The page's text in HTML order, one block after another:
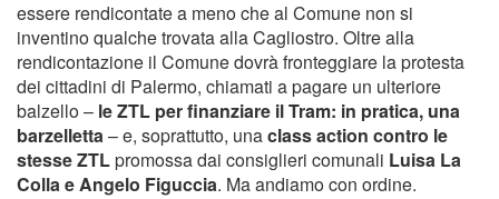
essere rendicontate a meno che al Comune non si
inventino qualche trovata alla Cagliostro. Oltre alla
rendicontazione il Comune dovrà fronteggiare la protesta
dei cittadini di Palermo, chiamati a pagare un ulteriore
balzello – le ZTL per finanziare il Tram: in pratica, una
barzelletta– e, soprattutto, unaclass action contro le
stesse ZTLpromossa dai consiglieri comunali Luisa La
Colla e Angelo Figuccia. Ma andiamo con ordine.